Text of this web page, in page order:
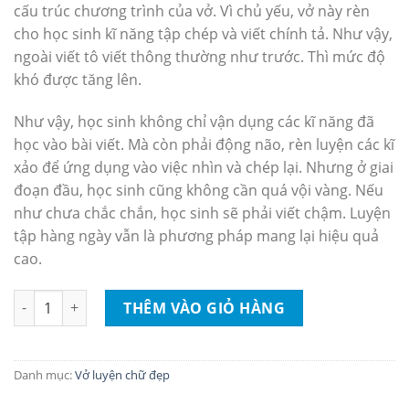
cấu trúc chương trình của vở. Vì chủ yếu, vở này rèn
cho học sinh kĩ năng tập chép và viết chính tả. Như vậy,
ngoài viết tô viết thông thường như trước. Thì mức độ
khó được tăng lên.
Như vậy, học sinh không chỉ vận dụng các kĩ năng đã
học vào bài viết. Mà còn phải động não, rèn luyện các kĩ
xảo để ứng dụng vào việc nhìn và chép lại. Nhưng ở giai
đoạn đầu, học sinh cũng không cần quá vội vàng. Nếu
như chưa chắc chắn, học sinh sẽ phải viết chậm. Luyện
tập hàng ngày vẫn là phương pháp mang lại hiệu quả
cao.
Vở tập viết lớp 1 quyển 3 số lượng
THÊM VÀO GIỎ HÀNG
Danh mục:Vở luyện chữ đẹp